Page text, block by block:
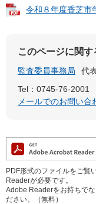
令和８年度香芝市
このページに関
監査委員事務局
代
Tel：0745-76-2001
メールでのお問い合
PDF形式のファイルをご覧
Readerが必要です。
Adobe Readerをお持ちで
ださい。（無料）